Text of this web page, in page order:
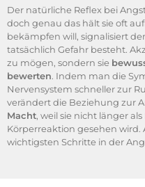
Der natürliche Reflex bei
doch genau das hält sie oft
bekämpfen will, signalisiert
tatsächlich Gefahr besteht.
zu mögen, sondern sie
bewerten. Indem man die
Nervensystem schneller zur
verändert die Beziehung zur
Macht, weil sie nicht länger
Körperreaktion gesehen
wichtigsten Schritte in der